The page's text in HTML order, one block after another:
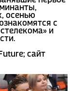
осенью
с
и
сайт